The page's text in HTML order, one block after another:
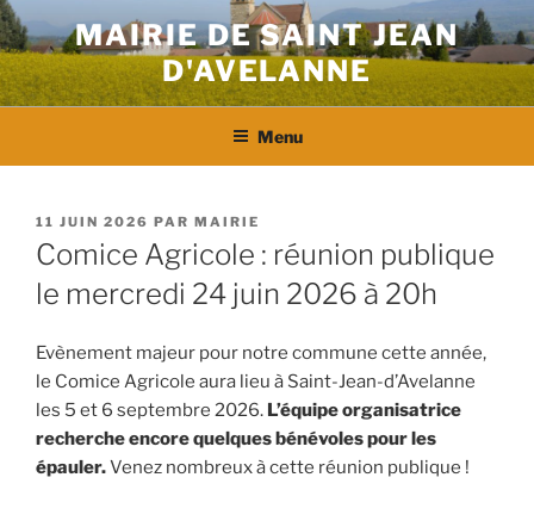
Aller
au
contenu
principal
MAIRIE DE SAINT JEAN
D'AVELANNE
Menu
PUBLIÉ
LE
11 JUIN 2026 PAR MAIRIE
Comice Agricole : réunion publique
le mercredi 24 juin 2026 à 20h
Evènement majeur pour notre commune cette année,
le Comice Agricole aura lieu à Saint-Jean-d’Avelanne
les 5 et 6 septembre 2026. L’équipe organisatrice
recherche encore quelques bénévoles pour les
épauler.Venez nombreux à cette réunion publique !